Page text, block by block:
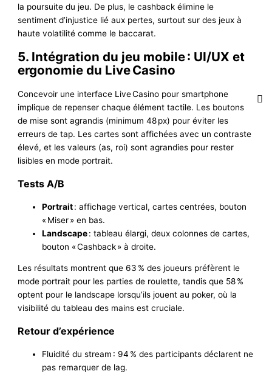
la poursuite du jeu. De plus, le cashback élimine le
sentiment d’injustice lié aux pertes, surtout sur des jeux à
haute volatilité comme le baccarat.
5. Intégration du jeu mobile : UI/UX et
ergonomie du Live Casino
Concevoir une interface Live Casino pour smartphone
implique de repenser chaque élément tactile. Les boutons
de mise sont agrandis (minimum 48 px) pour éviter les
erreurs de tap. Les cartes sont affichées avec un contraste
élevé, et les valeurs (as, roi) sont agrandies pour rester
lisibles en mode portrait.
Tests A/B
Portrait: affichage vertical, cartes centrées, bouton
« Miser » en bas.
Landscape: tableau élargi, deux colonnes de cartes,
bouton « Cashback » à droite.
Les résultats montrent que 63 % des joueurs préfèrent le
mode portrait pour les parties de roulette, tandis que 58 %
optent pour le landscape lorsqu’ils jouent au poker, où la
visibilité du tableau des mains est cruciale.
Retour d’expérience
Fluidité du stream : 94 % des participants déclarent ne
pas remarquer de lag.